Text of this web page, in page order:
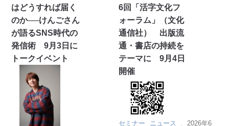
はどうすれば届く
のか──けんごさん
が語るSNS時代の
発信術 9月3日に
トークイベント
6回「活字文化フ
ォーラム」（文化
通信社） 出版流
通・書店の持続を
テーマに 9月4日
開催
セミナー
ニュース
2026年6